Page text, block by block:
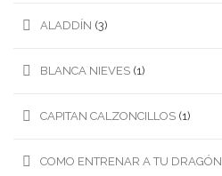
ALADDÍN (3)
BLANCA NIEVES (1)
CAPITAN CALZONCILLOS (1)
COMO ENTRENAR A TU DRAGÓN